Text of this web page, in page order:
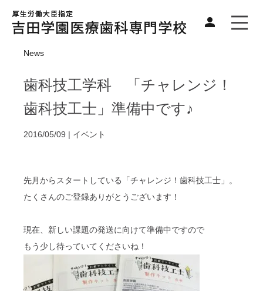
News
歯科技工学科 「チャレンジ！
歯科技工士」準備中です♪
2016/05/09 | イベント
先月からスタートしている「チャレンジ！歯科技工士」。
たくさんのご登録ありがとうございます！
現在、新しい課題の発送に向けて準備中ですので
もう少し待っていてくださいね！